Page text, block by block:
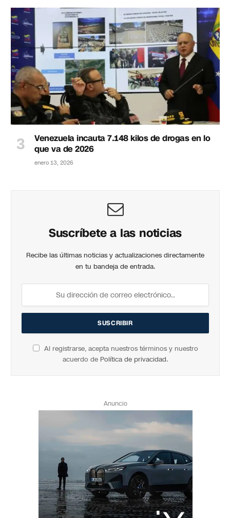
Venezuela incauta 7.148 kilos de drogas en lo
que va de 2026
enero 13, 2026
Suscríbete a las noticias
Recibe las últimas noticias y actualizaciones directamente
en tu bandeja de entrada.
Al registrarse, acepta nuestros términos y nuestro
acuerdo de Política de privacidad.
Anuncio